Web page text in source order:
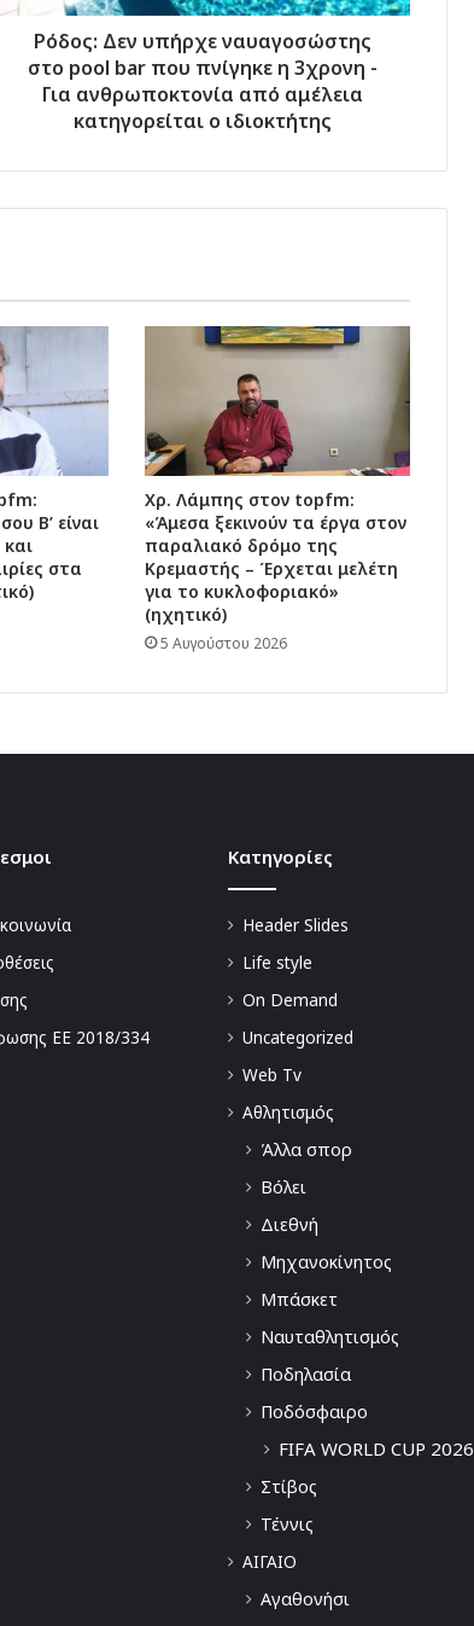
3χρονη
Ρόδος: Δεν υπήρχε ναυαγοσώστης
στο pool bar που πνίγηκε η 3χρονη -
Για ανθρωποκτονία από αμέλεια
κατηγορείται ο ιδιοκτήτης
Β’ είναι
και
στα
Χρ. Λάμπης στον topfm:
«Άμεσα ξεκινούν τα έργα στον
παραλιακό δρόμο της
Κρεμαστής – Έρχεται μελέτη
για το κυκλοφοριακό»
(ηχητικό)
5 Αυγούστου 2026
ΕΕ 2018/334
Kατηγορίες
Header Slides
Life style
On Demand
Uncategorized
Web Tv
Αθλητισμός
Άλλα σπορ
Βόλει
Διεθνή
Μηχανοκίνητος
Μπάσκετ
Ναυταθλητισμός
Ποδηλασία
Ποδόσφαιρο
FIFA WORLD CUP 2026
Στίβος
Τέννις
ΑΙΓΑΙΟ
Αγαθονήσι